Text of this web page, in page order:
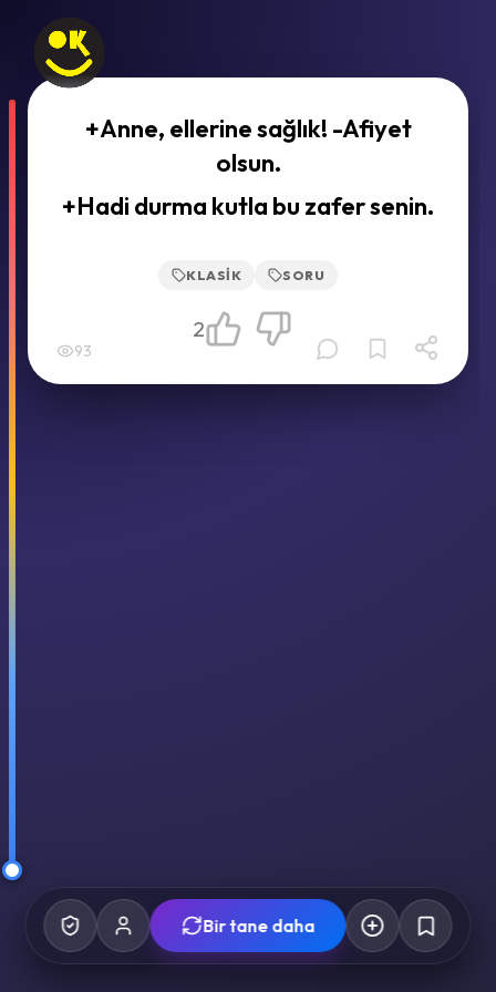
+Anne, ellerine sağlık! -Afiyet
olsun.
+Hadi durma kutla bu zafer senin.
KLASIK SORU
93
2
Bir tane daha